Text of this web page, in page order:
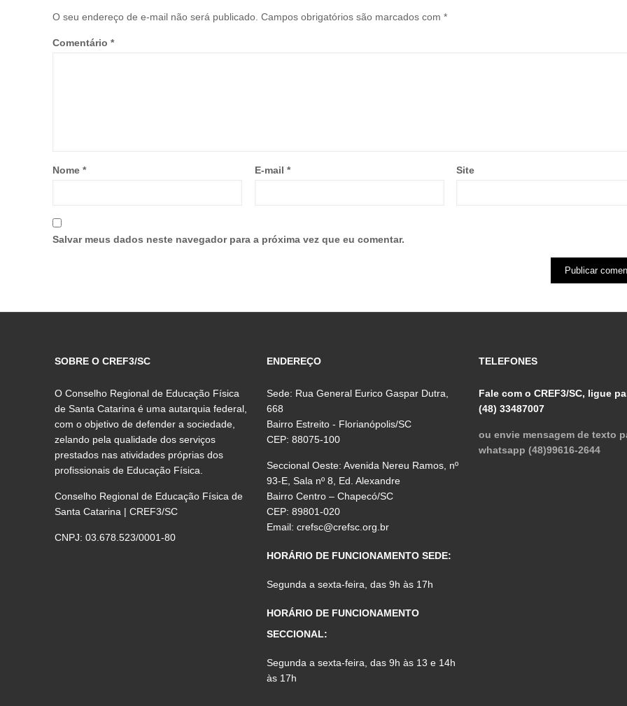
O seu endereço de e-mail não será publicado. Campos obrigatórios são marcados com *
Comentário *
Nome * E-mail * Site
Salvar meus dados neste navegador para a próxima vez que eu comentar.
SOBRE O CREF3/SC
O Conselho Regional de Educação Física
de Santa Catarina é uma autarquia federal,
com o objetivo de defender a sociedade,
zelando pela qualidade dos serviços
prestados nas atividades próprias dos
profissionais de Educação Física.
Conselho Regional de Educação Física de
Santa Catarina | CREF3/SC
CNPJ: 03.678.523/0001-80
ENDEREÇO
Sede: Rua General Eurico Gaspar Dutra,
668
Bairro Estreito - Florianópolis/SC
CEP: 88075-100
Seccional Oeste: Avenida Nereu Ramos, nº
93-E, Sala nº 8, Ed. Alexandre
Bairro Centro – Chapecó/SC
CEP: 89801-020
Email:crefsc@crefsc.org.br
HORÁRIO DE FUNCIONAMENTO SEDE:
Segunda a sexta-feira, das 9h às 17h
HORÁRIO DE FUNCIONAMENTO
SECCIONAL:
Segunda a sexta-feira, das 9h às 13 e 14h
às 17h
TELEFONES
Fale com o CREF3/SC, ligue
(48) 33487007
ou envie mensagem de texto
whatsapp (48)99616-2644